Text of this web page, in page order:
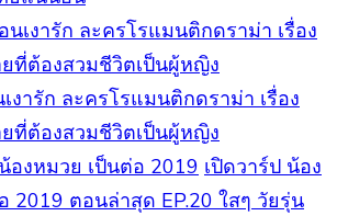
งารัก ละครโรแมนติกดราม่า เรื่อง
ที่ต้องสวมชีวิตเป็นผู้หญิง
เปิดวาร์ป น้อง
2019 ตอนล่าสุด EP.20 ใสๆ วัยรุ่น